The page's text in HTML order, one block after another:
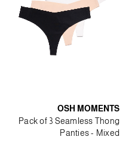
OSH MOMENTS
Pack of 3 Seamless Thong
Panties - Mixed